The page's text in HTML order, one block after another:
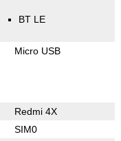
BT LE
Micro USB
Redmi 4X
SIM0